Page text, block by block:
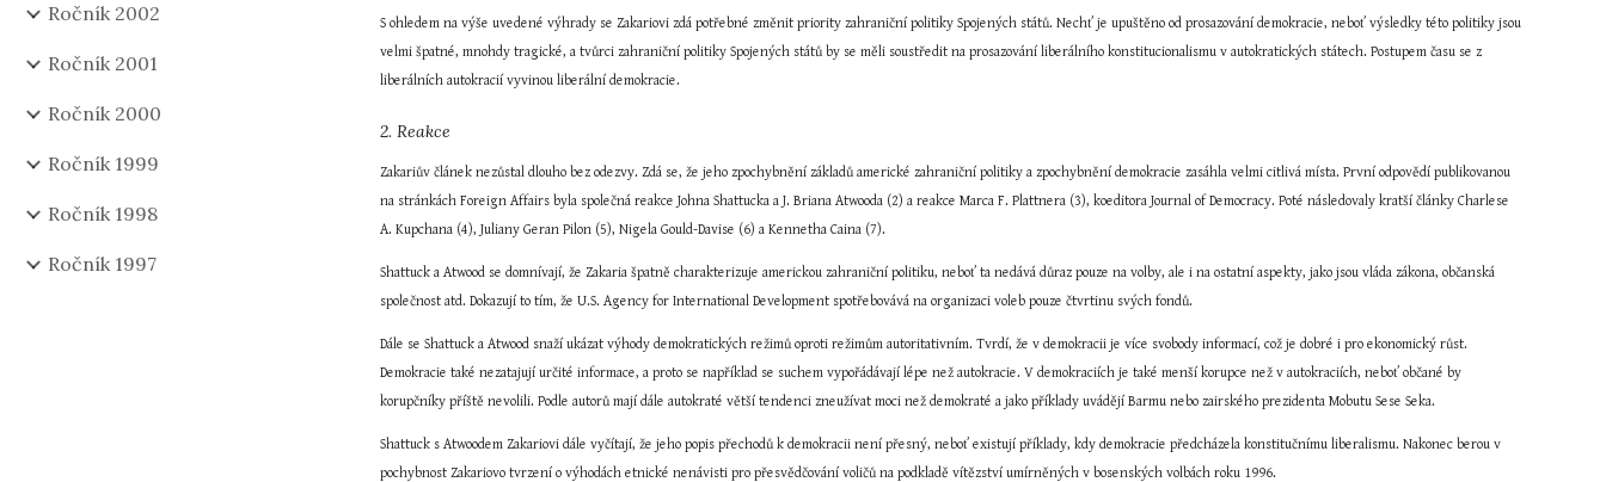
Ročník 2002
Ročník 2001
Ročník 2000
Ročník 1999
Ročník 1998
Ročník 1997
S ohledem na výše uvedené výhrady se Zakariovi zdá potřebné změnit priority zahraniční politiky Spojených států. Nechť je upuštěno od prosazování demokracie, neboť výsledky této politiky jsou
velmi špatné, mnohdy tragické, a tvůrci zahraniční politiky Spojených států by se měli soustředit na prosazování liberálního konstitucionalismu v autokratických státech. Postupem času se z
liberálních autokracií vyvinou liberální demokracie.
2. Reakce
Zakariův článek nezůstal dlouho bez odezvy. Zdá se, že jeho zpochybnění základů americké zahraniční politiky a zpochybnění demokracie zasáhla velmi citlivá místa. První odpovědí publikovanou
na stránkách Foreign Affairs byla společná reakce Johna Shattucka a J. Briana Atwooda (2) a reakce Marca F. Plattnera (3), koeditora Journal of Democracy. Poté následovaly kratší články Charlese
A. Kupchana (4), Juliany Geran Pilon (5), Nigela Gould-Davise (6) a Kennetha Caina (7).
Shattuck a Atwood se domnívají, že Zakaria špatně charakterizuje americkou zahraniční politiku, neboť ta nedává důraz pouze na volby, ale i na ostatní aspekty, jako jsou vláda zákona, občanská
společnost atd. Dokazují to tím, že U.S. Agency for International Development spotřebovává na organizaci voleb pouze čtvrtinu svých fondů.
Dále se Shattuck a Atwood snaží ukázat výhody demokratických režimů oproti režimům autoritativním. Tvrdí, že v demokracii je více svobody informací, což je dobré i pro ekonomický růst.
Demokracie také nezatajují určité informace, a proto se například se suchem vypořádávají lépe než autokracie. V demokraciích je také menší korupce než v autokraciích, neboť občané by
korupčníky příště nevolili. Podle autorů mají dále autokraté větší tendenci zneužívat moci než demokraté a jako příklady uvádějí Barmu nebo zairského prezidenta Mobutu Sese Seka.
Shattuck s Atwoodem Zakariovi dále vyčítají, že jeho popis přechodů k demokracii není přesný, neboť existují příklady, kdy demokracie předcházela konstitučnímu liberalismu. Nakonec berou v
pochybnost Zakariovo tvrzení o výhodách etnické nenávisti pro přesvědčování voličů na podkladě vítězství umírněných v bosenských volbách roku 1996.